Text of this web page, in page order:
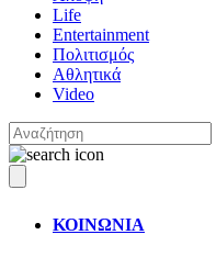
Life
Entertainment
Πολιτισμός
Αθλητικά
Video
ΚΟΙΝΩΝΙΑ